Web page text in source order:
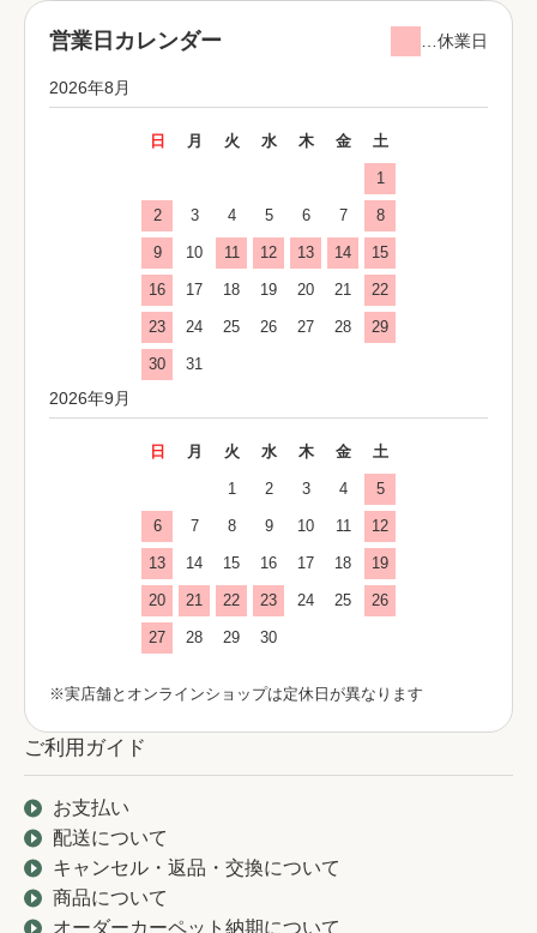
営業日カレンダー …休業日
2026年8月
日 月 火 水 木 金 土
1
2 3 4 5 6 7 8
9 10 11 12 13 14 15
16 17 18 19 20 21 22
23 24 25 26 27 28 29
30 31
2026年9月
日 月 火 水 木 金 土
1 2 3 4 5
6 7 8 9 10 11 12
13 14 15 16 17 18 19
20 21 22 23 24 25 26
27 28 29 30
※実店舗とオンラインショップは定休日が異なります
ご利用ガイド
お支払い
配送について
キャンセル・返品・交換について
商品について
オーダーカーペット納期について